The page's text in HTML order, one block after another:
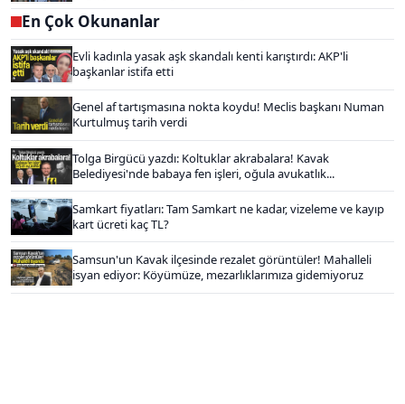
En Çok Okunanlar
Evli kadınla yasak aşk skandalı kenti karıştırdı: AKP'li
başkanlar istifa etti
Genel af tartışmasına nokta koydu! Meclis başkanı Numan
Kurtulmuş tarih verdi
Tolga Birgücü yazdı: Koltuklar akrabalara! Kavak
Belediyesi'nde babaya fen işleri, oğula avukatlık...
Samkart fiyatları: Tam Samkart ne kadar, vizeleme ve kayıp
kart ücreti kaç TL?
Samsun'un Kavak ilçesinde rezalet görüntüler! Mahalleli
isyan ediyor: Köyümüze, mezarlıklarımıza gidemiyoruz